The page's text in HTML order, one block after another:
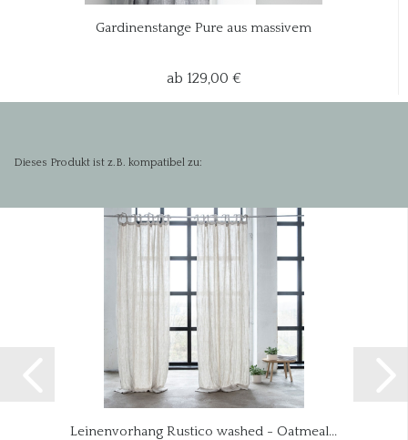
Gardinenstange Pure aus massivem
ab 129,00 €
Dieses Produkt ist z.B. kompatibel zu:
Leinenvorhang Rustico washed - Oatmeal...